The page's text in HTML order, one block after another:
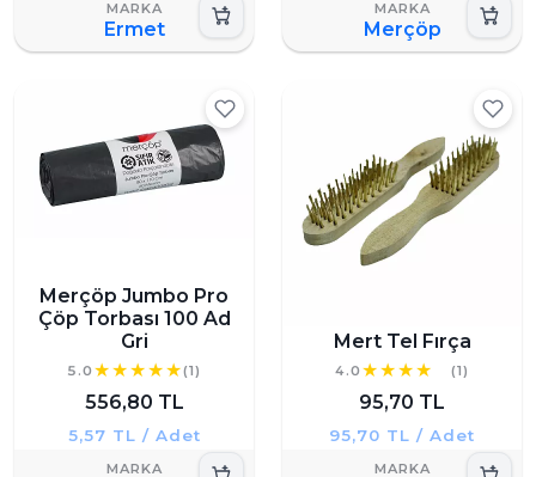
Ermet Merçöp
Merçöp Jumbo Pro
Çöp Torbası 100 Ad
Gri
5.0 (1)
556,80 TL
5,57 TL / Adet
Mert Tel Fırça
4.0 (1)
95,70 TL
95,70 TL / Adet